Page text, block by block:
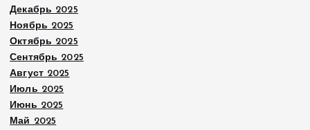
Декабрь 2025
Ноябрь 2025
Октябрь 2025
Сентябрь 2025
Август 2025
Июль 2025
Июнь 2025
Май 2025